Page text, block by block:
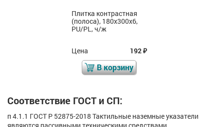
Плитка тактильная
(полоса), 180x300x6,
PU/PL, с/ч
Цена 206
В корзину
Соответствие ГОСТ и СП:
п 4.1.1 ГОСТ Р 52875-2018 Тактильные наземные указатели